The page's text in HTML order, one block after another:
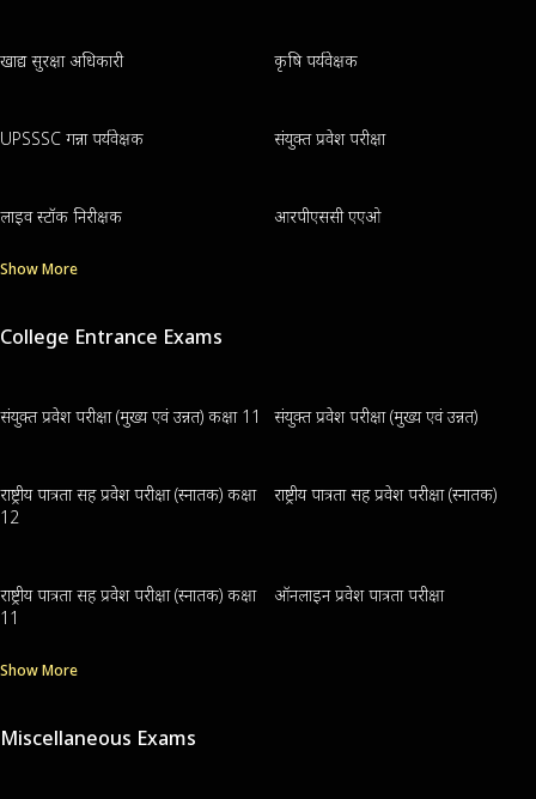
खाद्य सुरक्षा अधिकारी कृषि पर्यवेक्षक
UPSSSC गन्ना पर्यवेक्षक संयुक्त प्रवेश परीक्षा
लाइव स्टॉक निरीक्षक आरपीएससी एएओ
Show More
College Entrance Exams
संयुक्त प्रवेश परीक्षा (मुख्य एवं उन्नत) कक्षा 11 संयुक्त प्रवेश परीक्षा (मुख्य एवं उन्नत)
राष्ट्रीय पात्रता सह प्रवेश परीक्षा (स्नातक) कक्षा
12
राष्ट्रीय पात्रता सह प्रवेश परीक्षा (स्नातक)
राष्ट्रीय पात्रता सह प्रवेश परीक्षा (स्नातक) कक्षा
11
ऑनलाइन प्रवेश पात्रता परीक्षा
Show More
Miscellaneous Exams